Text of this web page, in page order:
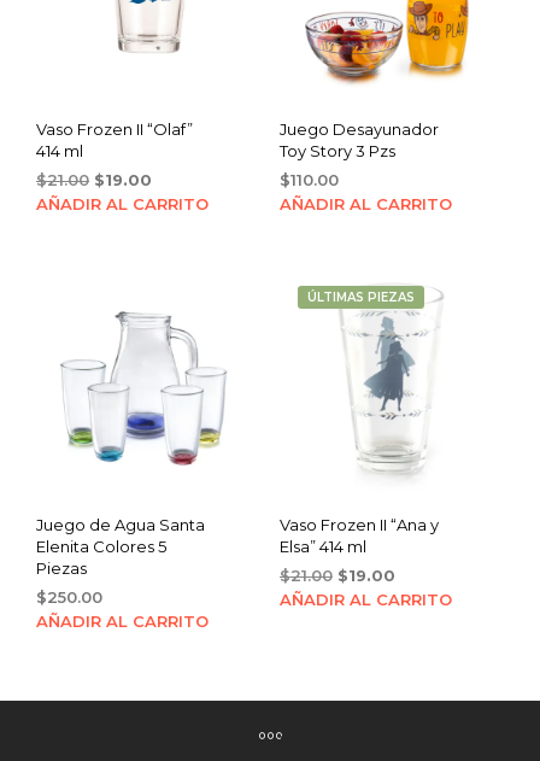
Vaso Frozen II “Olaf”
414 ml
$21.00 Original
price
$19.00
price
AÑADIR AL CARRITO
Juego Desayunador
Toy Story 3 Pzs
$110.00
AÑADIR AL CARRITO
Juego de Agua Santa
Elenita Colores 5
Piezas
$250.00
AÑADIR AL CARRITO
ÚLTIMAS PIEZAS
Vaso Frozen II “Ana y
Elsa” 414 ml
$21.00 Original
price
$19.00Current
price
AÑADIR AL CARRITO